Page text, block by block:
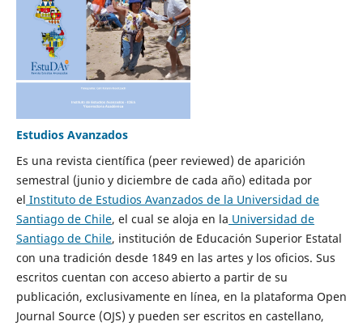
Estudios Avanzados
Es una revista científica (peer reviewed) de aparición
semestral (junio y diciembre de cada año) editada por
el Instituto de Estudios Avanzados de la Universidad de
Santiago de Chile, el cual se aloja en la Universidad de
Santiago de Chile, institución de Educación Superior Estatal
con una tradición desde 1849 en las artes y los oficios. Sus
escritos cuentan con acceso abierto a partir de su
publicación, exclusivamente en línea, en la plataforma Open
Journal Source (OJS) y pueden ser escritos en castellano,